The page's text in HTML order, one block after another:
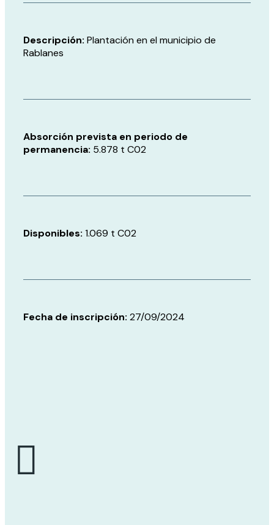
Descripción: Plantación en el municipio de
Rablanes
Absorción prevista en periodo de
permanencia: 5.878 t C02
Disponibles: 1.069 t C02
Fecha de inscripción: 27/09/2024